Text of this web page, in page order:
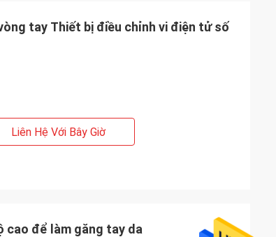
tay Thiết bị điều chỉnh vi điện tử số
Liên Hệ Với Bây Giờ
để làm găng tay da